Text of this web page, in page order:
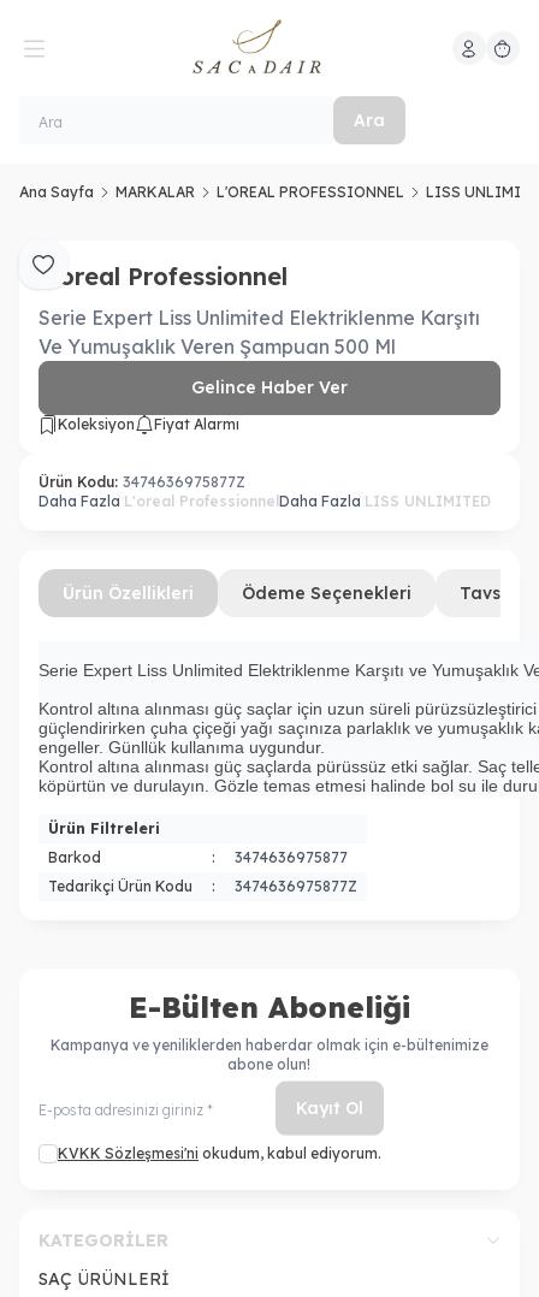
Ara
Hesabım
Ana Sayfa MARKALAR L'OREAL PROFESSIONNEL LISS
Favoriye Ekle
L'oreal Professionnel
Serie Expert Liss Unlimited Elektriklenme Karşıtı
Ve Yumuşaklık Veren Şampuan 500 Ml
Gelince Haber Ver
Koleksiyon Fiyat Alarmı
Ürün Kodu: 3474636975877Z
Daha Fazla L'oreal Professionnel Daha Fazla LISS UNLIMITED
Ürün Özellikleri Ödeme Seçenekleri Tavsiye
Serie Expert Liss Unlimited Elektriklenme Karşıtı ve Yumuşaklık
Kontrol altına alınması güç saçlar için uzun süreli
güçlendirirken çuha çiçeği yağı saçınıza parlaklık ve yumuşaklık
engeller. Günllük kullanıma uygundur.
Kontrol altına alınması güç saçlarda pürüssüz etki sağlar. Saç
köpürtün ve durulayın. Gözle temas etmesi halinde bol su ile
Ürün Filtreleri
Barkod
:
3474636975877
Tedarikçi Ürün Kodu
: 3474636975877Z
E-Bülten Aboneliği
Kampanya ve yeniliklerden haberdar olmak için e-bültenimize
abone olun!
Kayıt Ol
KVKK Sözleşmesi'ni okudum, kabul ediyorum.
KATEGORILER
SAÇ ÜRÜNLERİ